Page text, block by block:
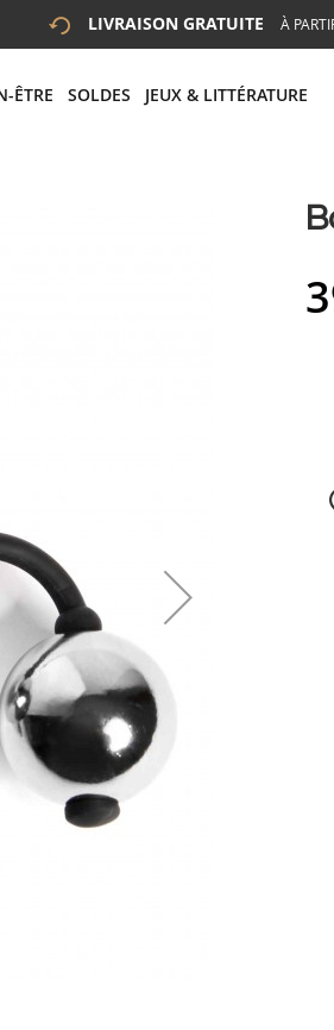
LIVRAISON GRATUITE À
ÊTRE SOLDES JEUX & LITTÉRATURE